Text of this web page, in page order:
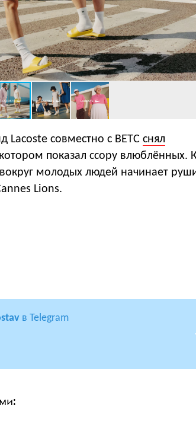
Lacoste совместно с BETC снял
показал ссору влюблённых.
молодых людей начинает
Lions.
в Telegram